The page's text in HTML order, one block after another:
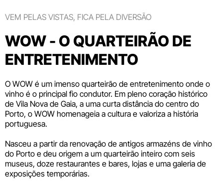
VEM PELAS VISTAS, FICA PELA DIVERSÃO
WOW - O QUARTEIRÃO DE
ENTRETENIMENTO
O WOW é um imenso quarteirão de entretenimento onde o
vinho é o principal fio condutor. Em pleno coração histórico
de Vila Nova de Gaia, a uma curta distância do centro do
Porto, o WOW homenageia a cultura e valoriza a história
portuguesa.
Nasceu a partir da renovação de antigos armazéns de vinho
do Porto e deu origem a um quarteirão inteiro com seis
museus, doze restaurantes e bares, lojas e uma galeria de
exposições temporárias.